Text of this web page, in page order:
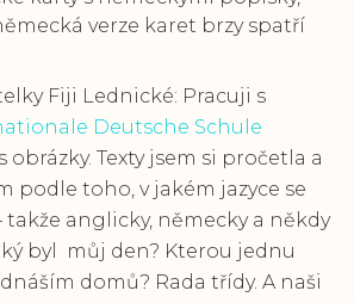
verze karet brzy spatří
Fiji Lednické: Pracuji s
Deutsche Schule
obrázky. Texty jsem si pročetla a
podle toho, v jakém jazyce se
takže anglicky, německy a někdy
byl můj den? Kterou jednu
domů? Rada třídy. A naši